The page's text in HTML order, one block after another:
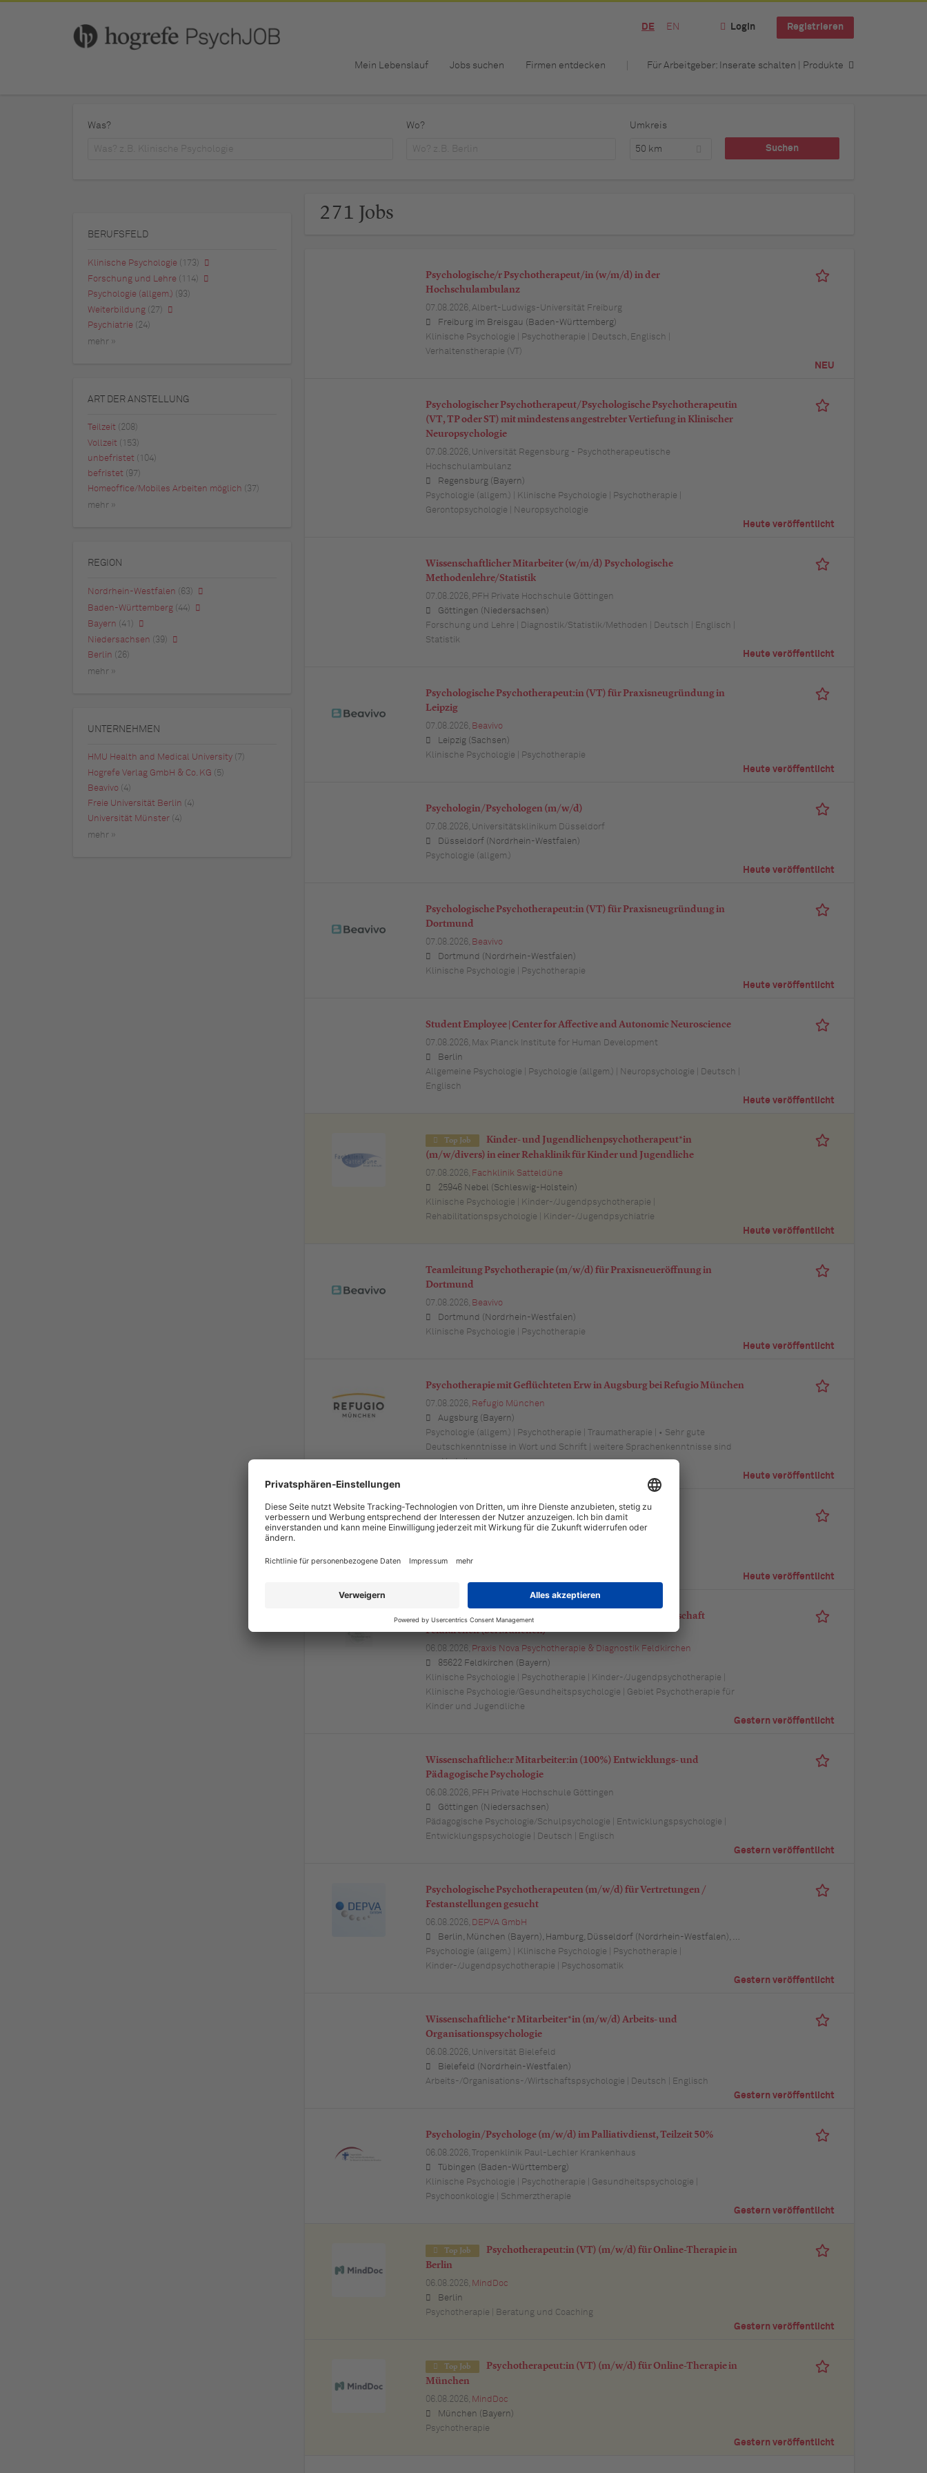
DE EN Login Registrieren
Mein Lebenslauf Jobs suchen Firmen entdecken Für Arbeitgeber: Inserate schalten | Produkte
Was? Wo? Umkreis
50 km
271 Jobs
Psychologische/r Psychotherapeut/in (w/m/d) in der
Hochschulambulanz
07.08.2026, Albert-Ludwigs-Universität Freiburg
Freiburg im Breisgau (Baden-Württemberg)
Klinische Psychologie | Psychotherapie | Deutsch, Englisch |
Verhaltenstherapie (VT)
NEU
Psychologischer Psychotherapeut/Psychologische Psychotherapeutin
(VT, TP oder ST) mit mindestens angestrebter Vertiefung in Klinischer
Neuropsychologie
07.08.2026, Universität Regensburg - Psychotherapeutische
Hochschulambulanz
Regensburg (Bayern)
Psychologie (allgem.) | Klinische Psychologie | Psychotherapie |
Gerontopsychologie | Neuropsychologie
Heute veröffentlicht
Wissenschaftlicher Mitarbeiter (w/m/d) Psychologische
Methodenlehre/Statistik
07.08.2026, PFH Private Hochschule Göttingen
Göttingen (Niedersachsen)
Forschung und Lehre | Diagnostik/Statistik/Methoden | Deutsch | Englisch |
Statistik
Heute veröffentlicht
Psychologische Psychotherapeut:in (VT) für Praxisneugründung in
Leipzig
07.08.2026, Beavivo
Leipzig (Sachsen)
Klinische Psychologie | Psychotherapie
Heute veröffentlicht
Psychologin/Psychologen (m/w/d)
07.08.2026, Universitätsklinikum Düsseldorf
Düsseldorf (Nordrhein-Westfalen)
Psychologie (allgem.)
Heute veröffentlicht
Psychologische Psychotherapeut:in (VT) für Praxisneugründung in
Dortmund
07.08.2026, Beavivo
Dortmund (Nordrhein-Westfalen)
Klinische Psychologie | Psychotherapie
Heute veröffentlicht
Student Employee | Center for Affective and Autonomic Neuroscience
07.08.2026, Max Planck Institute for Human Development
Berlin
Allgemeine Psychologie | Psychologie (allgem.) | Neuropsychologie | Deutsch |
Englisch
Heute veröffentlicht
Top Job
Kinder- und Jugendlichenpsychotherapeut*in
(m/w/divers) in einer Rehaklinik für Kinder und Jugendliche
07.08.2026, Fachklinik Satteldüne
25946 Nebel (Schleswig-Holstein)
Klinische Psychologie | Kinder-/Jugendpsychotherapie |
Rehabilitationspsychologie | Kinder-/Jugendpsychiatrie
Heute veröffentlicht
Teamleitung Psychotherapie (m/w/d) für Praxisneueröffnung in
Dortmund
07.08.2026, Beavivo
Dortmund (Nordrhein-Westfalen)
Klinische Psychologie | Psychotherapie
Heute veröffentlicht
Psychotherapie mit Geflüchteten Erw in Augsburg bei Refugio München
07.08.2026, Refugio München
Augsburg (Bayern)
Psychologie (allgem.) | Psychotherapie | Traumatherapie | • Sehr gute
Deutschkenntnisse in Wort und Schrift | weitere Sprachenkenntnisse sind
von Vorteil
Heute veröffentlicht
Facharzt (m/w/d) für Psychiatrie und Psychotherapie
07.08.2026,AMEOS Klinikum Bremen
Klinische Psychologie | Suchttherapie | Psychiatrie
Heute veröffentlicht
Psychologische PsychotherapeutInnen für Praxisgemeinschaft
Feldkirchen (bei München)
06.08.2026,
Praxis Nova Psychotherapie & Diagnostik Feldkirchen
85622 Feldkirchen (Bayern)
Klinische Psychologie | Psychotherapie | Kinder-/Jugendpsychotherapie |
Klinische Psychologie/Gesundheitspsychologie | Gebiet Psychotherapie für
Kinder und Jugendliche
Gestern veröffentlicht
Wissenschaftliche:r Mitarbeiter:in (100%) Entwicklungs- und
Pädagogische Psychologie
06.08.2026, PFH Private Hochschule Göttingen
Göttingen (Niedersachsen)
Pädagogische Psychologie/Schulpsychologie | Entwicklungspsychologie |
Entwicklungspsychologie | Deutsch | Englisch
Gestern veröffentlicht
Psychologische Psychotherapeuten (m/w/d) für Vertretungen /
Festanstellungen gesucht
06.08.2026, DEPVA GmbH
Berlin, München (Bayern), Hamburg, Düsseldorf (Nordrhein-Westfalen), Köln (Nordrhein-Westfalen), Essen (Nordrhein-Westfalen), Dortmund (Nordrhein-Westfalen), Stuttgart (Baden-Württemberg), Heilbronn (Baden-Württemberg), Hannover (Niedersachsen), Rostock (Mecklenburg-Vorpommern), Kiel (Schleswig-Holstein), Augsburg (Bayern), Nürnberg (Bayern), Frankfurt am Main (Hessen), Bremen, Schwerin (Mecklenburg-Vorpommern), Mainz (Rheinland-Pfalz), Saarbrücken (Saarland), Dresden (Sachsen), Magdeburg (Sachsen-Anhalt), Potsdam (Brandenburg), Erfurt (Thüringen), Würzburg (Bayern), Heilbronn (Baden-Württemberg), Leipzig (Sachsen)
Psychologie (allgem.) | Klinische Psychologie | Psychotherapie |
Kinder-/Jugendpsychotherapie | Psychosomatik
Gestern veröffentlicht
Wissenschaftliche*r Mitarbeiter*in (m/w/d) Arbeits- und
Organisationspsychologie
06.08.2026, Universität Bielefeld
Bielefeld (Nordrhein-Westfalen)
Arbeits-/Organisations-/Wirtschaftspsychologie | Deutsch | Englisch
Gestern veröffentlicht
Psychologin/Psychologe (m/w/d) im Palliativdienst, Teilzeit 50%
06.08.2026, Tropenklinik Paul-Lechler Krankenhaus
Tübingen (Baden-Württemberg)
Klinische Psychologie | Psychotherapie | Gesundheitspsychologie |
Psychoonkologie | Schmerztherapie
Gestern veröffentlicht
Top Job
Psychotherapeut:in (VT) (m/w/d) für Online-Therapie in
Berlin
06.08.2026, MindDoc
Berlin
Psychotherapie | Beratung und Coaching
Gestern veröffentlicht
Top Job
Psychotherapeut:in (VT) (m/w/d) für Online-Therapie in
München
06.08.2026, MindDoc
München (Bayern)
Psychotherapie
Gestern veröffentlicht
BERUFSFELD
Klinische Psychologie (173)
Forschung und Lehre (114)
Psychologie (allgem.) (93)
Weiterbildung
(27)
Psychiatrie
(24)
mehr »
ART DER ANSTELLUNG
Teilzeit
(208)
Vollzeit (153)
unbefristet (104)
befristet (97)
Homeoffice/Mobiles Arbeiten möglich
(37)
mehr »
REGION
Nordrhein-Westfalen
(63)
Baden-Württemberg (44)
Bayern (41)
Niedersachsen (39)
Berlin
(26)
mehr »
UNTERNEHMEN
HMU Health and Medical University
(7)
Hogrefe Verlag GmbH & Co. KG (5)
Beavivo (4)
Freie Universität Berlin (4)
Universität Münster
(4)
mehr »